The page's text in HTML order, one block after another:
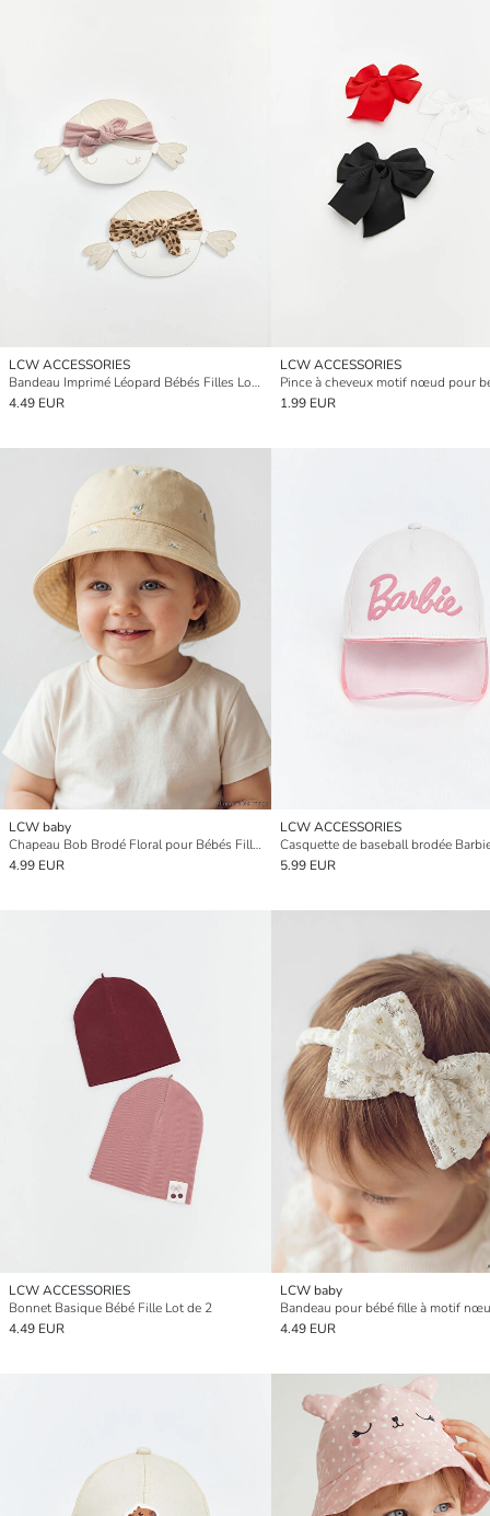
LCW ACCESSORIES
Bandeau Imprimé Léopard Bébés Filles Lot De 2
4.49 EUR
LCW ACCESSORIES
1.99 EUR
LCW baby
Chapeau Bob Brodé Floral pour Bébés Filles
4.99 EUR
LCW ACCESSORIES
5.99 EUR
LCW ACCESSORIES
Bonnet Basique Bébé Fille Lot de 2
4.49 EUR
LCW baby
Bandeau pour bébé fille à motif
4.49 EUR